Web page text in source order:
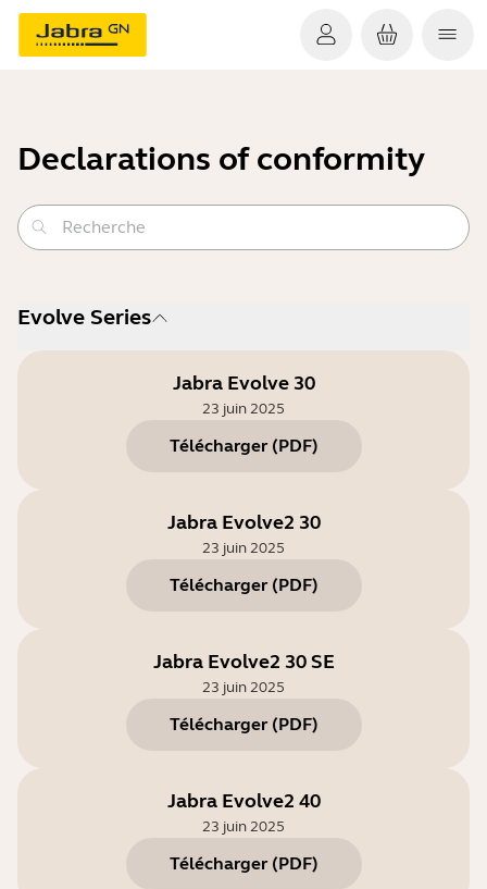
Declarations of conformity
Evolve Series
Jabra Evolve 30
23 juin 2025
Télécharger (PDF)
Jabra Evolve2 30
23 juin 2025
Télécharger (PDF)
Jabra Evolve2 30 SE
23 juin 2025
Télécharger (PDF)
Jabra Evolve2 40
23 juin 2025
Télécharger (PDF)